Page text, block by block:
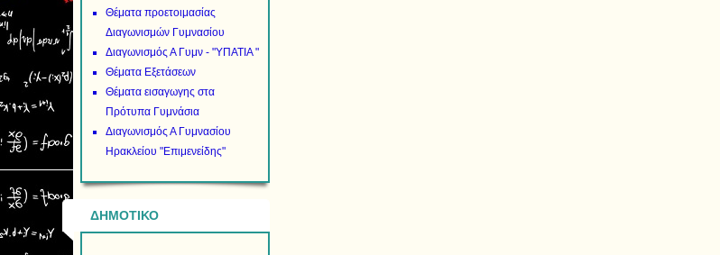
Θέματα προετοιμασίας
Διαγωνισμών Γυμνασίου
Διαγωνισμός Α Γυμν - "ΥΠΑΤΙΑ "
Θέματα Εξετάσεων
Θέματα εισαγωγης στα
Πρότυπα Γυμνάσια
Διαγωνισμός Α Γυμνασίου
Ηρακλείου "Επιμενείδης"
ΔΗΜΟΤΙΚΟ